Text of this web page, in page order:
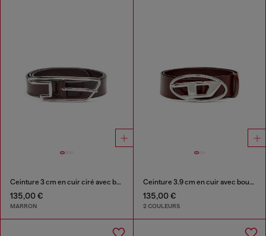
Ceinture 3 cm en cuir ciré avec boucle D-logo
135,00 €
MARRON
Ceinture 3.9 cm en cuir avec boucle à logo Oval D
135,00 €
2 COULEURS